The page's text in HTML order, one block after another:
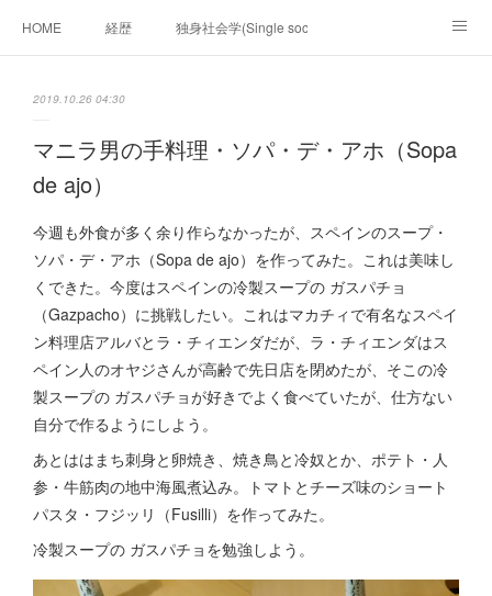
HOME 経歴 独身社会学(Single sociology)と高齢化社会学
移動出来て、工場で作る建物。
「心神の夢想２０２０」 フィリピンマンションは買うべきでは無い理由は全
海外生活の掟
フィリピンの問題点 フィリピンの歴史
フィリピン経済談義 ファッションを考える 漫画
未来２１００研究所他のアイデアマニラ男の手料理 総集編
https://globalclub.amebaownd.com/
2019.10.26 04:30
マニラ男の手料理・ソパ・デ・アホ（Sopa
de ajo）
今週も外食が多く余り作らなかったが、スペインのスープ・
ソパ・デ・アホ（Sopa de ajo）を作ってみた。これは美味し
くできた。今度はスペインの冷製スープの ガスパチョ
（Gazpacho）に挑戦したい。これはマカチィで有名なスペイ
ン料理店アルバとラ・チィエンダだが、ラ・チィエンダはス
ペイン人のオヤジさんが高齢で先日店を閉めたが、そこの冷
製スープの ガスパチョが好きでよく食べていたが、仕方ない
自分で作るようにしよう。
あとははまち刺身と卵焼き、焼き鳥と冷奴とか、ポテト・人
参・牛筋肉の地中海風煮込み。トマトとチーズ味のショート
パスタ・フジッリ（Fusilli）を作ってみた。
冷製スープの ガスパチョを勉強しよう。